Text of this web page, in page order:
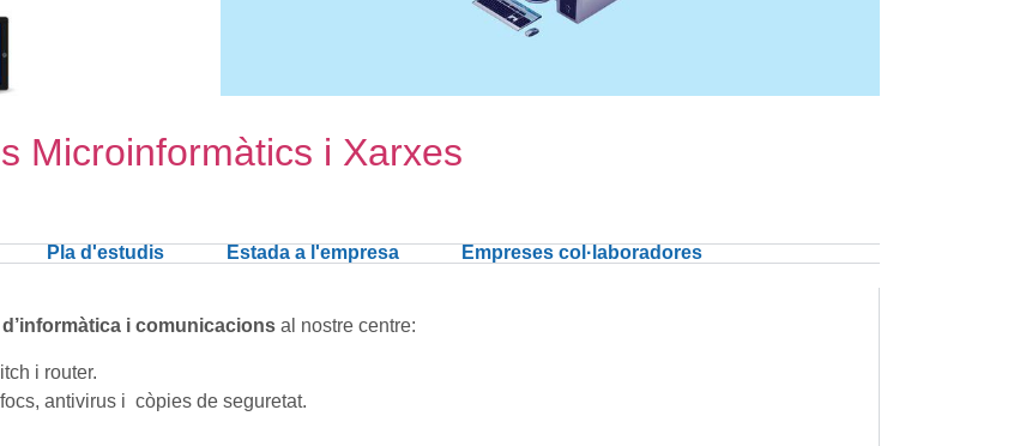
Microinformàtics i Xarxes
Pla d'estudis Estada a l'empresa Empreses col·laboradores
i comunicacions al nostre centre:
i router.
antivirus i còpies de seguretat.